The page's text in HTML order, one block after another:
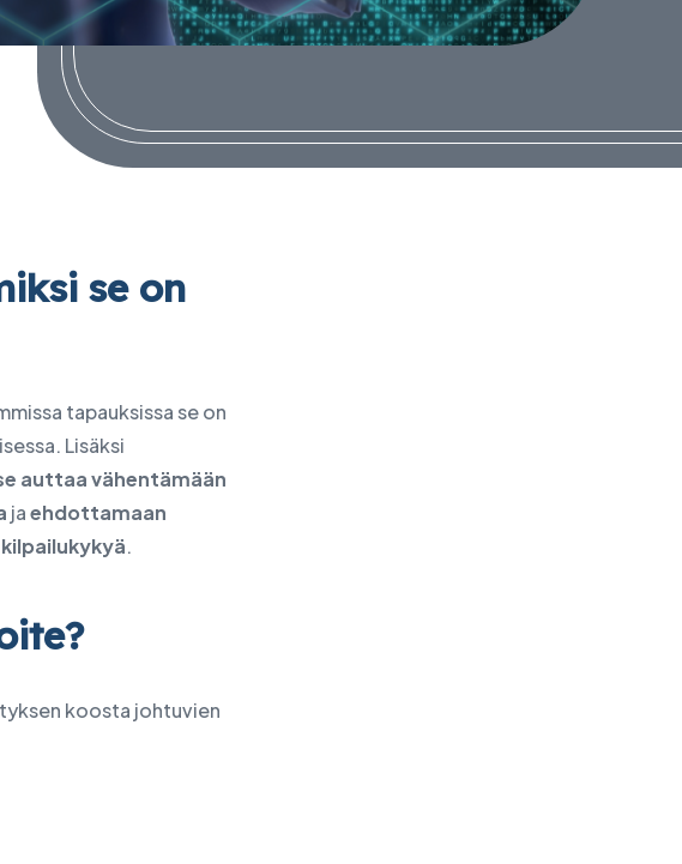
Palvelupiste - Brno
se on
tapauksissa se on
Lisäksi
auttaa vähentämään
jaehdottamaan
.
koosta johtuvien